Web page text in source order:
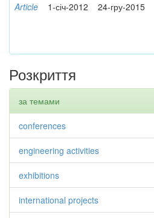
Article 1-січ-2012 24-гру-2015
Розкриття
за темами
conferences
engineering activities
exhibitions
international projects